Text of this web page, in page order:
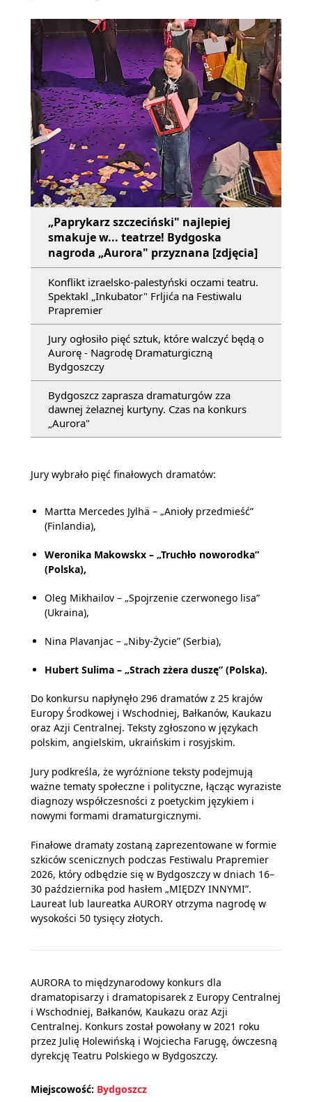
„Paprykarz szczeciński" najlepiej
smakuje w... teatrze! Bydgoska
nagroda „Aurora" przyznana [zdjęcia]
Konflikt izraelsko-palestyński oczami teatru.
Spektakl „Inkubator" Frljića na Festiwalu
Prapremier
Jury ogłosiło pięć sztuk, które walczyć będą o
Aurorę - Nagrodę Dramaturgiczną
Bydgoszczy
Bydgoszcz zaprasza dramaturgów zza
dawnej żelaznej kurtyny. Czas na konkurs
„Aurora"
Jury wybrało pięć finałowych dramatów:
Martta Mercedes Jylhä – „Anioły przedmieść”
(Finlandia),
Weronika Makowskx – „Truchło noworodka”
(Polska),
Oleg Mikhailov – „Spojrzenie czerwonego lisa”
(Ukraina),
Nina Plavanjac – „Niby-Życie” (Serbia),
Hubert Sulima – „Strach zżera duszę” (Polska).
Do konkursu napłynęło 296 dramatów z 25 krajów
Europy Środkowej i Wschodniej, Bałkanów, Kaukazu
oraz Azji Centralnej. Teksty zgłoszono w językach
polskim, angielskim, ukraińskim i rosyjskim.
Jury podkreśla, że wyróżnione teksty podejmują
ważne tematy społeczne i polityczne, łącząc wyraziste
diagnozy współczesności z poetyckim językiem i
nowymi formami dramaturgicznymi.
Finałowe dramaty zostaną zaprezentowane w formie
szkiców scenicznych podczas Festiwalu Prapremier
2026, który odbędzie się w Bydgoszczy w dniach 16–
30 października pod hasłem „MIĘDZY INNYMI”.
Laureat lub laureatka AURORY otrzyma nagrodę w
wysokości 50 tysięcy złotych.
AURORA to międzynarodowy konkurs dla
dramatopisarzy i dramatopisarek z Europy Centralnej
i Wschodniej, Bałkanów, Kaukazu oraz Azji
Centralnej. Konkurs został powołany w 2021 roku
przez Julię Holewińską i Wojciecha Farugę, ówczesną
dyrekcję Teatru Polskiego w Bydgoszczy.
Miejscowość: Bydgoszcz